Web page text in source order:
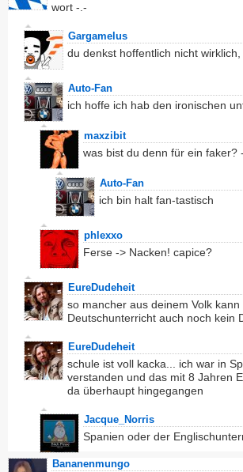
wort -.-
Gargamelus
du denkst hoffentlich nicht
Auto-Fan
ich hoffe ich hab den ironischen
maxzibit
was bist du denn für ein faker?
Auto-Fan
ich bin halt fan-tastisch
phlexxo
Ferse -> Nacken! capice?
EureDudeheit
so mancher aus deinem Volk
Deutschunterricht auch noch kein
EureDudeheit
schule ist voll kacka... ich war in
verstanden und das mit 8 Jahren
da überhaupt hingegangen
Jacque_Norris
Spanien oder der
Bananenmungo